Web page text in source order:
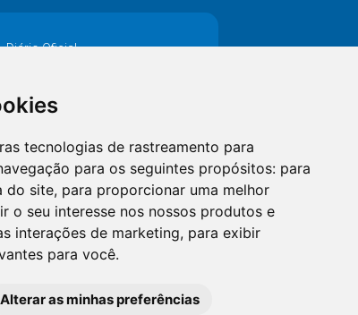
tecnologias de rastreamento para
para os seguintes propósitos: para
do site, para proporcionar uma melhor
o seu interesse nos nossos produtos e
interações de marketing, para exibir
para você.
Alterar as minhas preferências
Diário Oficial
Catalogo Eletrônico de Padronização